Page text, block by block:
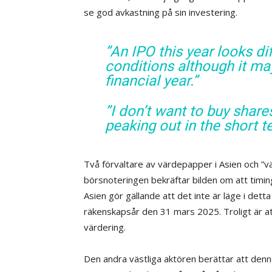
se god avkastning på sin investering.
”An IPO this year looks
conditions although it
financial year.”
”I don’t want to buy
peaking out in the short
Två förvaltare av värdepapper i Asien och
börsnoteringen bekräftar bilden om att
Asien gör gällande att det inte är läge i
räkenskapsår den 31 mars 2025. Troligt är
värdering.
Den andra västliga aktören berättar att